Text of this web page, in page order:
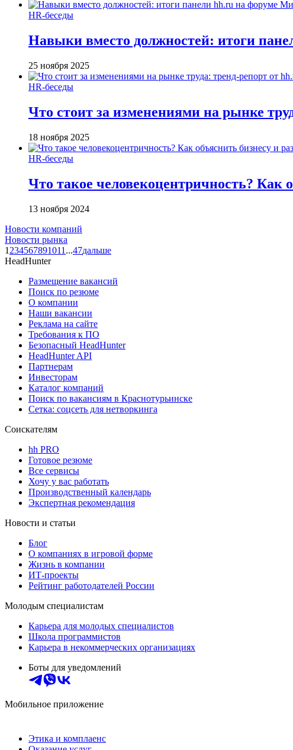
HR-беседы
Навыки вместо должностей: итоги
25 ноября 2025
HR-беседы
Что стоит за изменениями на рынке
18 ноября 2025
HR-беседы
Что такое человеко­центричность? Как
13 ноября 2024
Новости компаний
Новости рынка
1 234567891011 ...47дальше
HeadHunter
Размещение вакансий
Поиск по резюме
О компании
Наши вакансии
Реклама на сайте
Требования к ПО
Безопасный HeadHunter
HeadHunter API
Партнерам
Инвесторам
Каталог компаний
Поиск по вакансиям в Краснотурьинске
Сетка: соцсеть для нетворкинга
Соискателям
hh PRO
Готовое резюме
Все сервисы
Хочу у вас работать
Производственный календарь
Экспертная рекомендация
Новости и статьи
Блог
О компаниях в игровой форме
Жизнь в компании
ИТ-проекты
Рейтинг работодателей России
Молодым специалистам
Карьера для молодых специалистов
Школа программистов
Карьера в некоммерческих организациях
Боты для уведомлений
Мобильное приложение
Этика и комплаенс